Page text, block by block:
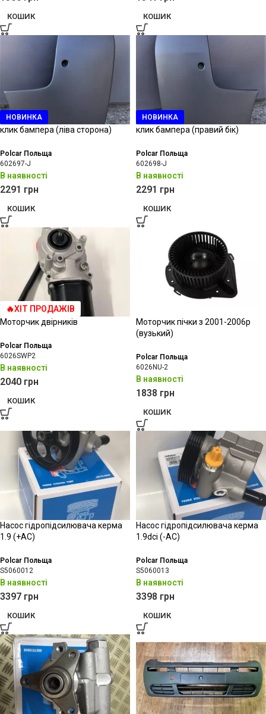
КОШИК КОШИК
НОВИНКА
клик бампера (ліва сторона)
Polcar Польща
602697-J
В наявності
2291 грн
КОШИК
НОВИНКА
клик бампера (правий бік)
Polcar Польща
602698-J
В наявності
2291 грн
КОШИК
🔥ХІТ ПРОДАЖІВ
Моторчик двірників
Polcar Польща
6026SWP2
В наявності
2040 грн
КОШИК
Моторчик пічки з 2001-2006р
(вузький)
Polcar Польща
6026NU-2
В наявності
1838 грн
КОШИК
Насос гідропідсилювача керма
1.9 (+АС)
Polcar Польща
S5060012
В наявності
3397 грн
КОШИК
Насос гідропідсилювача керма
1.9dci (-АС)
Polcar Польща
S5060013
В наявності
3398 грн
КОШИК